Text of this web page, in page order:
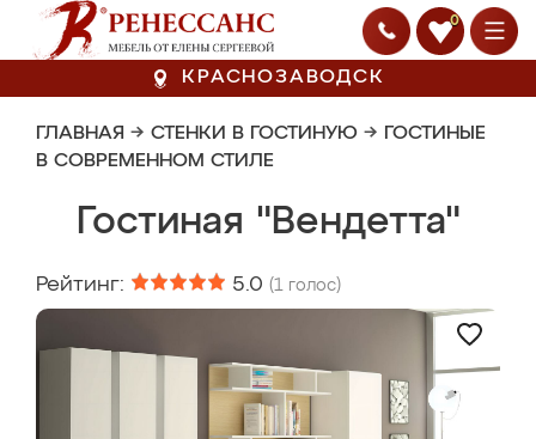
0
КРАСНОЗАВОДСК
ГЛАВНАЯ → СТЕНКИ В ГОСТИНУЮ → ГОСТИНЫЕ
В СОВРЕМЕННОМ СТИЛЕ
Гостиная "Вендетта"
Рейтинг: 5.0 (1 голос)